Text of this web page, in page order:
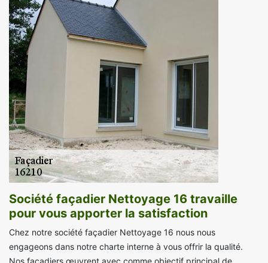
Société façadier Nettoyage 16 travaille
pour vous apporter la satisfaction
Chez notre société façadier Nettoyage 16 nous nous
engageons dans notre charte interne à vous offrir la qualité.